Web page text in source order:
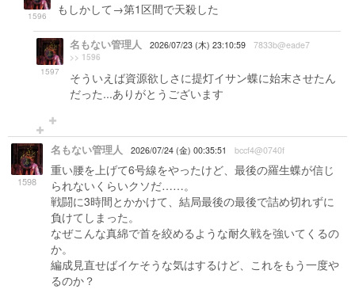
1596 もしかして→第1区間で天殺した
1597
名もない管理人 2026/07/23 (木) 23:10:59 7833b@eade7
>> 1596
そういえば資源欲しさに提灯イサン蝶に始末させたん
だった...ありがとうございます
1598
名もない管理人 2026/07/24 (金) 00:35:51 bccf4@0740f
重い腰を上げて6号線をやったけど、最後の羅生蝶が信じ
られないくらいクソだ……。
戦闘に3時間とかかけて、結局最後の最後で詰め切れずに
負けてしまった。
なぜこんな真綿で首を絞めるような耐久戦を強いてくるの
か。
編成見直せばイケそうな気はするけど、これをもう一度や
るのか？